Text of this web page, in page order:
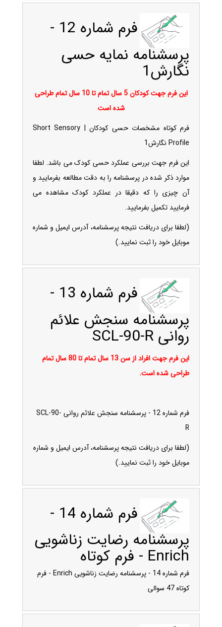
فرم شماره 12 -
پرسشنامه نمایه حسی
نگارش1
این فرم جهت کودکان 5 سال تمام تا 10 سال تمام طراحی
شده است
فرم کوتاه مشخصات حسی کودکان | Short Sensory
Profile نگارش1
این فرم جهت بررسی عملکرد حسی کودک می باشد. لطفا
موارد ذکر شده در پرسشنامه را به دقت مطالعه بفرمایید و
آن چیزی را که دقیقا در عملکرد کودک مشاهده می
فرمایید تکمیل بفرمایید.
(لطفا برای دریافت نتیجه پرسشنامه، آدرس ایمیل و شماره
موبایل خود را ثبت نمایید.)
فرم شماره 13 -
پرسشنامه سنجش علائم
روانی SCL-90-R
این فرم جهت افراد از سن 13 سال تمام تا 80 سال تمام
طراحی شده است.
فرم شماره 12 - پرسشنامه سنجش علائم روانی SCL-90-
R
(لطفا برای دریافت نتیجه پرسشنامه، آدرس ایمیل و شماره
موبایل خود را ثبت نمایید.)
فرم شماره 14 -
پرسشنامه رضایت زناشویی
Enrich - فرم کوتاه
فرم شماره 14 - پرسشنامه رضایت زناشویی Enrich - فرم
کوتاه 47 سوالی